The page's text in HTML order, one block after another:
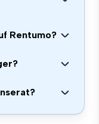
Rentumo?